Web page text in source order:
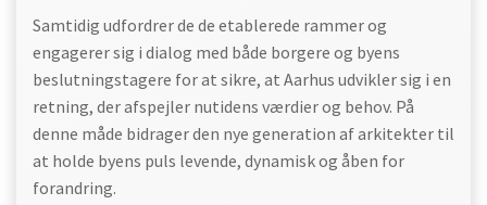
Samtidig udfordrer de de etablerede rammer og
engagerer sig i dialog med både borgere og byens
beslutningstagere for at sikre, at Aarhus udvikler sig i en
retning, der afspejler nutidens værdier og behov. På
denne måde bidrager den nye generation af arkitekter til
at holde byens puls levende, dynamisk og åben for
forandring.